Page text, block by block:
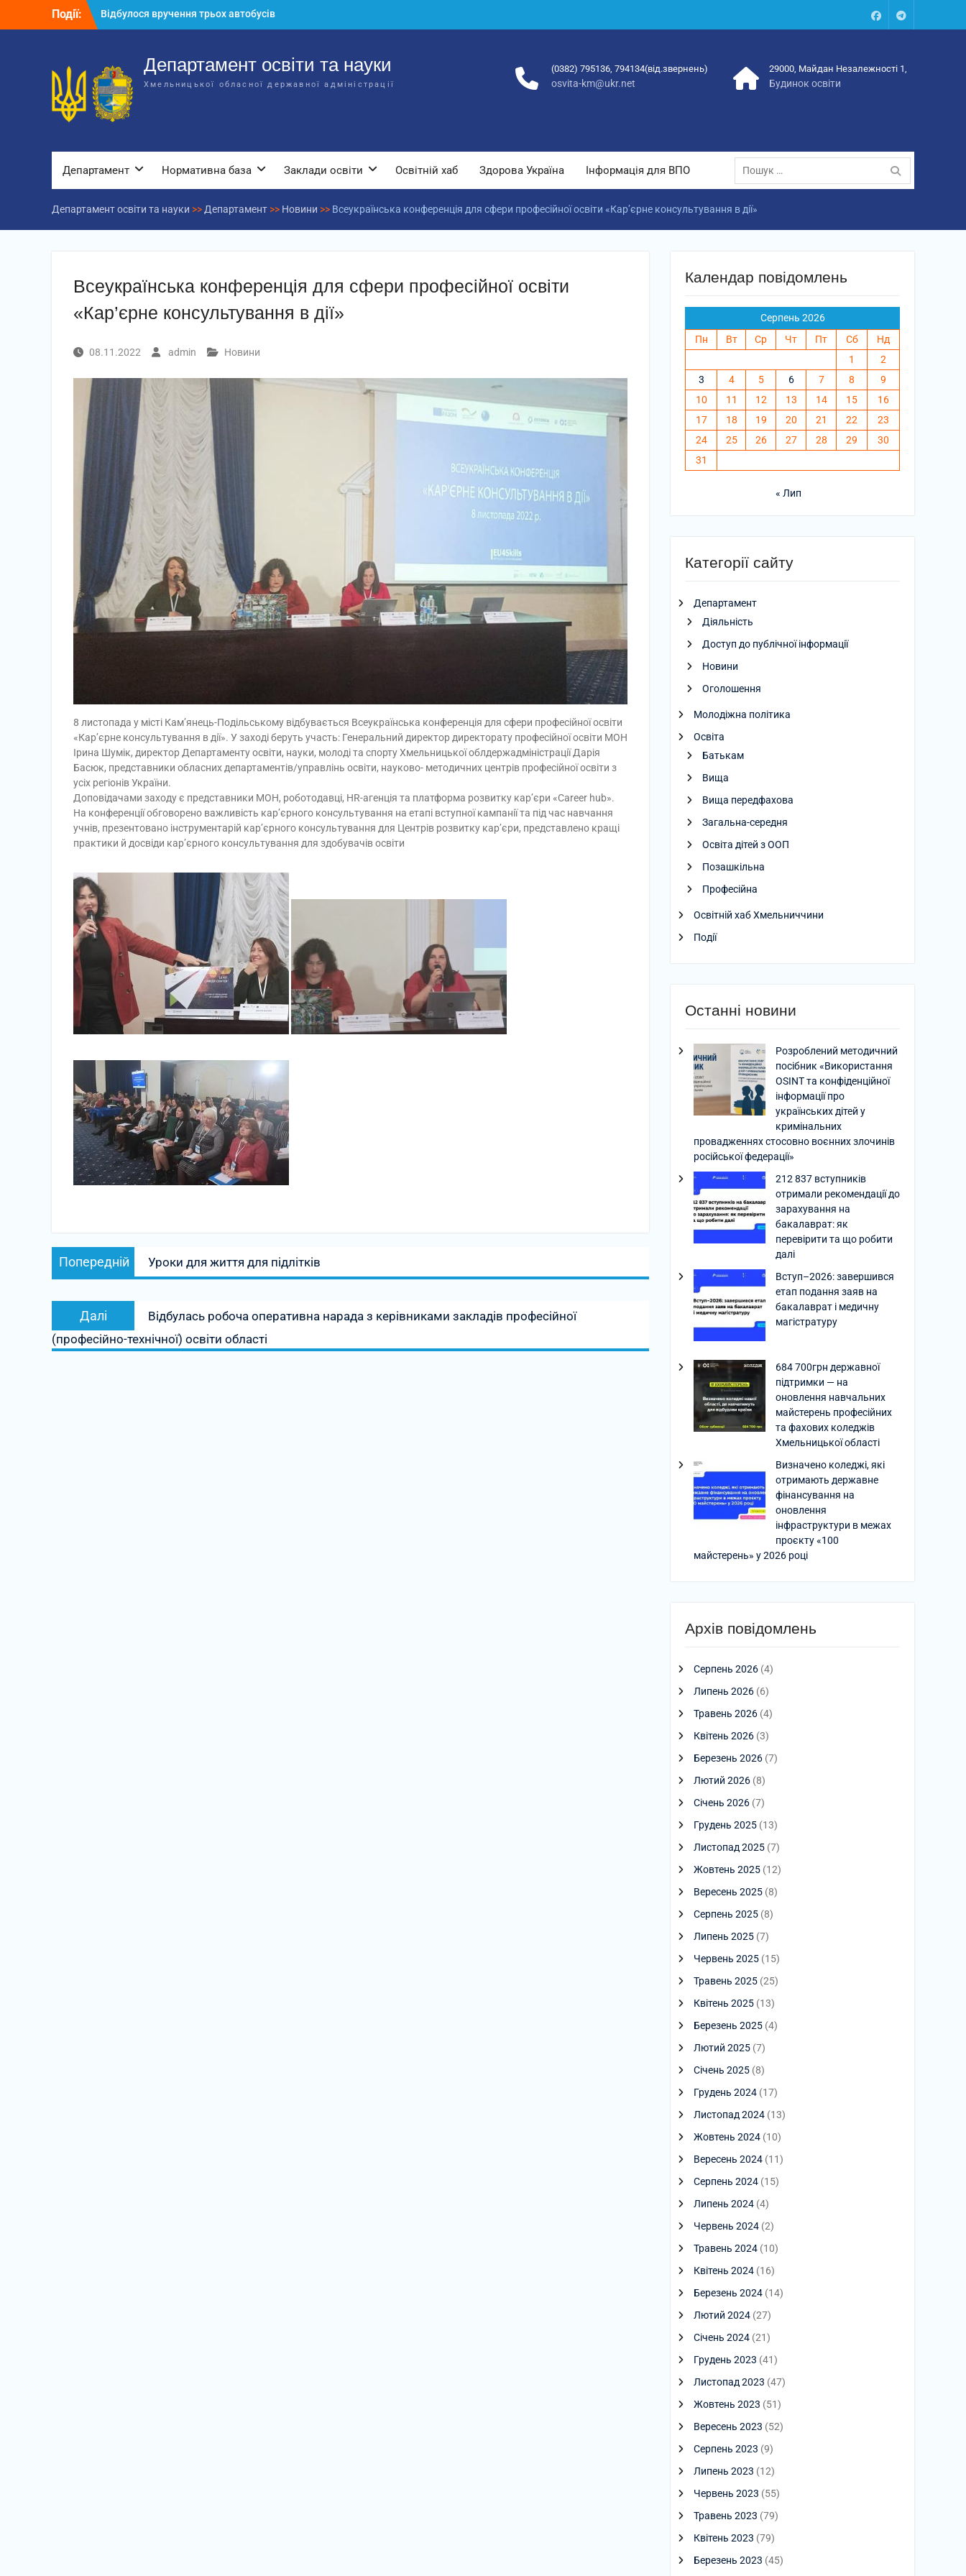
Події:
Відбулося вручення трьох автобусів
для потреб закладів освіти
Департаменту освіти та науки обласної
державної адміністрації
Відбулась обласна нарада для
відповідальних за національно-
патріотичне виховання
FacebookTalegram
Департамент освіти та науки
Хмельницької обласної державної адміністрації
(0382) 795136, 794134(від.звернень)
osvita-km@ukr.net
29000, Майдан Незалежності 1,
Будинок освіти
Департамент Нормативна база Заклади освіти Освітній хаб Здорова Україна Інформація для ВПО
Пошук:
Департамент освіти та науки >> Департамент >> Новини >> Всеукраїнська конференція для сфери професійної освіти «Кар’єрне консультування в дії»
Всеукраїнська конференція для сфери професійної освіти
«Кар’єрне консультування в дії»
08.11.2022 admin Новини
8 листопада у місті Кам’янець-Подільському відбувається Всеукраїнська конференція для сфери професійної освіти
«Кар’єрне консультування в дії». У заході беруть участь: Генеральний директор директорату професійної освіти МОН
Ірина Шумік, директор Департаменту освіти, науки, молоді та спорту Хмельницької облдержадміністрації Дарія
Басюк, представники обласних департаментів/управлінь освіти, науково- методичних центрів професійної освіти з
усіх регіонів України.
Доповідачами заходу є представники МОН, роботодавці, HR-агенція та платформа розвитку кар’єри «Career hub».
На конференції обговорено важливість кар’єрного консультування на етапі вступної кампанії та під час навчання
учнів, презентовано інструментарій кар’єрного консультування для Центрів розвитку кар’єри, представлено кращі
практики й досвіди кар’єрного консультування для здобувачів освіти
Навігація
записів
Попередній
запис:
Уроки для життя для підлітків
Далі
Наступний
запис:
Відбулась робоча оперативна нарада з керівниками закладів професійної
(професійно-технічної) освіти області
Календар повідомлень
Серпень 2026
Пн
Вт Ср Чт Пт Сб
Нд
1
2
3
4 5 6 7 8
9
10
11 12 13 14 15
16
17
18 19 20 21 22
23
24
25 26 27 28 29
30
31
« Лип
Категорії сайту
Департамент
Діяльність
Доступ до публічної інформації
Новини
Оголошення
Молодіжна політика
Освіта
Батькам
Вища
Вища передфахова
Загальна-середня
Освіта дітей з ООП
Позашкільна
Професійна
Освітній хаб Хмельниччини
Події
Останні новини
Розроблений методичний
посібник «Використання
OSINT та конфіденційної
інформації про
українських дітей у
кримінальних
провадженнях стосовно воєнних злочинів
російської федерації»
212 837 вступників
отримали рекомендації до
зарахування на
бакалаврат: як
перевірити та що робити
далі
Вступ–2026: завершився
етап подання заяв на
бакалаврат і медичну
магістратуру
684 700грн державної
підтримки — на
оновлення навчальних
майстерень професійних
та фахових коледжів
Хмельницької області
Визначено коледжі, які
отримають державне
фінансування на
оновлення
інфраструктури в межах
проєкту «100
майстерень» у 2026 році
Архів повідомлень
Серпень 2026 (4)
Липень 2026 (6)
Травень 2026 (4)
Квітень 2026 (3)
Березень 2026 (7)
Лютий 2026 (8)
Січень 2026 (7)
Грудень 2025 (13)
Листопад 2025 (7)
Жовтень 2025 (12)
Вересень 2025 (8)
Серпень 2025 (8)
Липень 2025 (7)
Червень 2025 (15)
Травень 2025 (25)
Квітень 2025 (13)
Березень 2025 (4)
Лютий 2025 (7)
Січень 2025 (8)
Грудень 2024 (17)
Листопад 2024 (13)
Жовтень 2024 (10)
Вересень 2024 (11)
Серпень 2024 (15)
Липень 2024 (4)
Червень 2024 (2)
Травень 2024 (10)
Квітень 2024 (16)
Березень 2024 (14)
Лютий 2024 (27)
Січень 2024 (21)
Грудень 2023 (41)
Листопад 2023 (47)
Жовтень 2023 (51)
Вересень 2023 (52)
Серпень 2023 (9)
Липень 2023 (12)
Червень 2023 (55)
Травень 2023 (79)
Квітень 2023 (79)
Березень 2023 (45)